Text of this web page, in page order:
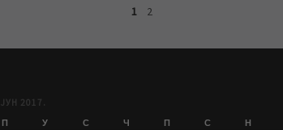
1 2
ЈУН 2017.
П У С Ч П С Н